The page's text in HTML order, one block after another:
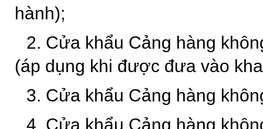
hành);
2. Cửa khẩu Cảng hàng
(áp dụng khi được đưa vào
3. Cửa khẩu Cảng hàng
4. Cửa khẩu Cảng hàng